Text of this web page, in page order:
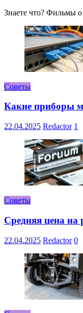
Знаете что? Фильмы
Советы
Какие приборы
22.04.2025 Redactor 1
Советы
Средняя цена на
22.04.2025 Redactor 0